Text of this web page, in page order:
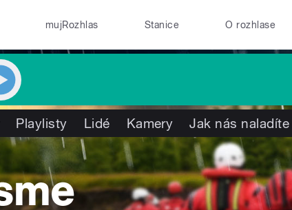
mujRozhlas Stanice O rozhlase
Playlisty Lidé Kamery Jak nás naladíte